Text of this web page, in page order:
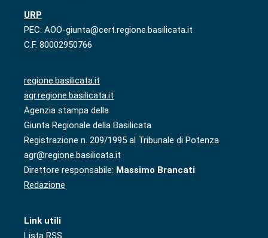
URP
PEC: AOO-giunta@cert.regione.basilicata.it
C.F. 80002950766
regione.basilicata.it
agr.regione.basilicata.it
Agenzia stampa della
Giunta Regionale della Basilicata
Registrazione n. 209/1995 al Tribunale di Potenza
agr@regione.basilicata.it
Direttore responsabile: Massimo Brancati
Redazione
Link utili
Lista RSS